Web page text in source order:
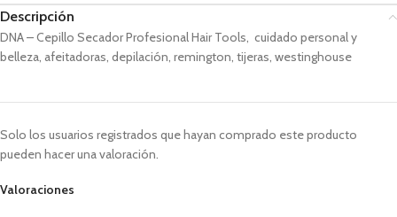
Descripción
DNA – Cepillo Secador Profesional Hair Tools, cuidado personal y
belleza, afeitadoras, depilación, remington, tijeras, westinghouse
Valoraciones
Solo los usuarios registrados que hayan comprado este producto
pueden hacer una valoración.